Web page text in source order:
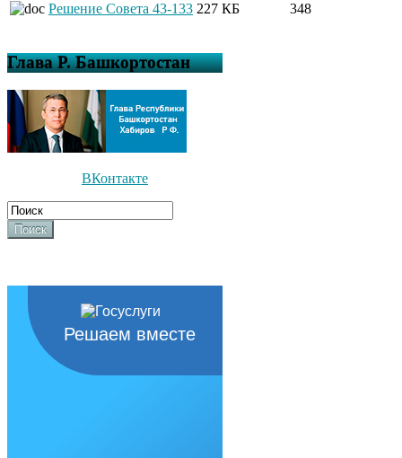
Решение Совета 43-133 227 КБ 348
Глава Р. Башкортостан
ВКонтакте
Поиск
Решаем вместе